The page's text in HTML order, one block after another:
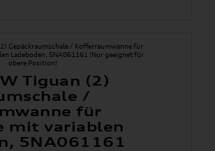
Tiguan (2)
/
für
mit variablen
5NA061161